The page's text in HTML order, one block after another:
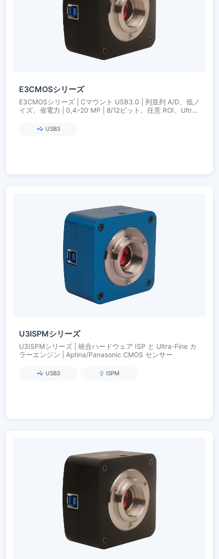
E3CMOSシリーズ
E3CMOSシリーズ | Cマウント USB3.0 | 列並列 A/D、低ノ
イズ、省電力 | 0,4–20 MP | 8/12ビット、任意 ROI、Ultra-
USB3
U3ISPMシリーズ
U3ISPMシリーズ | 統合ハードウェア ISP と Ultra-Fine カ
ラーエンジン | Aptina/Panasonic CMOS センサー
USB3 ISPM